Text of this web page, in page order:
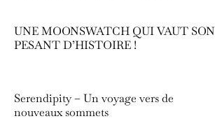
UNE MOONSWATCH QUI VAUT SON
PESANT D’HISTOIRE !
Serendipity – Un voyage vers de
nouveaux sommets